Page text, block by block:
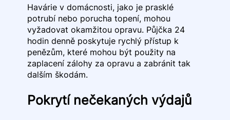
Havárie v domácnosti, jako je prasklé
potrubí nebo porucha topení, mohou
vyžadovat okamžitou opravu. Půjčka 24
hodin denně poskytuje rychlý přístup k
penězům, které mohou být použity na
zaplacení zálohy za opravu a zabránit tak
dalším škodám.
Pokrytí nečekaných výdajů